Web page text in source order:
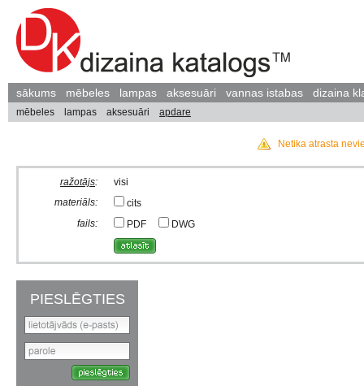
sākums mēbeles lampas aksesuāri vannas istabas dizaina
mēbeles lampas aksesuāri apdare
Netika atrasta
ražotājs:
visi
materiāls:
cits
fails:
PDF DWG
PIESLĒGTIES